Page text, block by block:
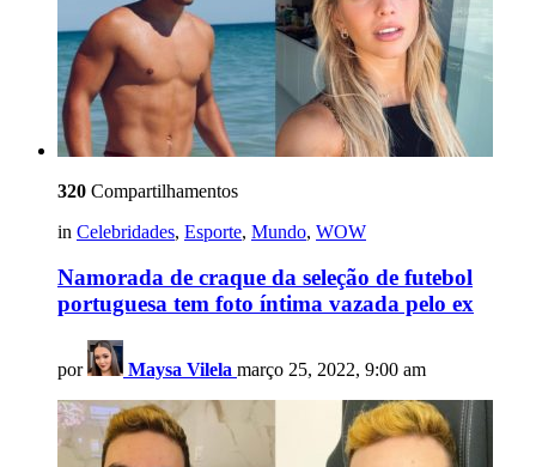
320 Compartilhamentos
in Celebridades, Esporte, Mundo, WOW
Namorada de craque da seleção de futebol
portuguesa tem foto íntima vazada pelo ex
por Maysa Vilela março 25, 2022, 9:00 am